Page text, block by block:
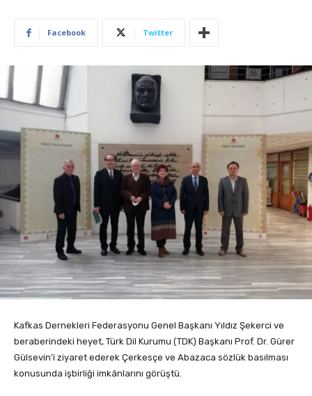
Facebook Twitter
Kafkas Dernekleri Federasyonu Genel Başkanı Yıldız Şekerci ve
beraberindeki heyet, Türk Dil Kurumu (TDK) Başkanı Prof. Dr. Gürer
Gülsevin’i ziyaret ederek Çerkesçe ve Abazaca sözlük basılması
konusunda işbirliği imkânlarını görüştü.